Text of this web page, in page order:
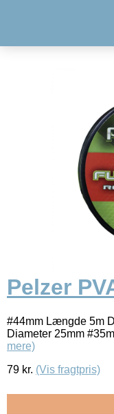
Pelzer
#44mm Længde 5m
Diameter 25mm
mere)
79 kr. (Vis fragtpris)